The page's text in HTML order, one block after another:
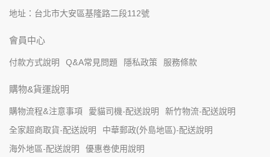
地址：台北市大安區基隆路二段112號
會員中心
付款方式說明 Q&A常見問題 隱私政策 服務條款
購物&貨運說明
購物流程&注意事項 愛貓司機-配送說明
新竹物流-配送說明
全家超商取貨-配送說明
中華郵政(外島地區)-配送說明
海外地區-配送說明
優惠卷使用說明